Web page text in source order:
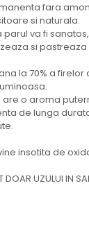
fara
si naturala.
va fi
si
la 70% a
are o aroma
de lunga
insotita de
DOAR UZULUI IN